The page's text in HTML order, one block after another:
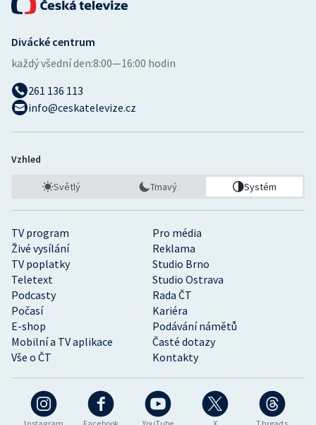
TV program
Pro média
Živé vysílání
Reklama
TV poplatky
Studio Brno
Teletext
Studio Ostrava
Podcasty
Rada ČT
Počasí
Kariéra
E-shop
Podávání námětů
Mobilní a TV aplikace
Časté dotazy
Vše o ČT
Kontakty
Divácké centrum
každý všední den:8:00—16:00 hodin
261 136 113
info@ceskatelevize.cz
Vzhled
Světlý Tmavý Systém